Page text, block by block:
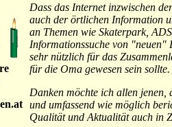
Dass das Internet inzwischen
auch der örtlichen Information
an Themen wie Skaterpark,
Informationssuche von "neuen"
sehr nützlich für das
für die Oma gewesen sein sollte.
Danken möchte ich allen jenen,
und umfassend wie möglich
Qualität und Aktualität auch in